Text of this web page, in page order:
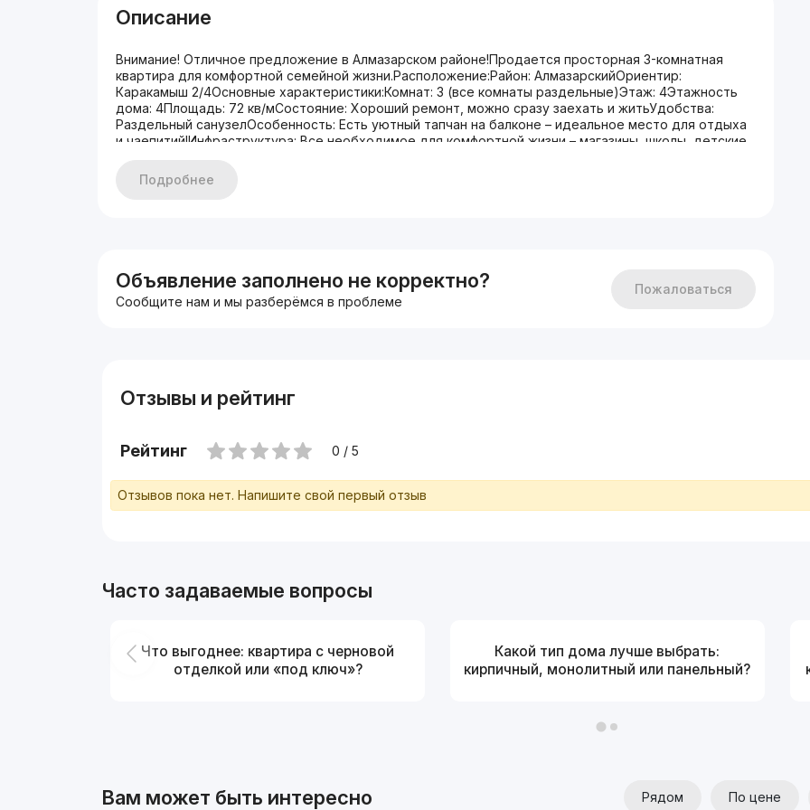
Описание
Внимание! Отличное предложение в Алмазарском районе!Продается просторная 3-комнатная
квартира для комфортной семейной жизни.Расположение:Район: АлмазарскийОриентир:
Каракамыш 2/4Основные характеристики:Комнат: 3 (все комнаты раздельные)Этаж: 4Этажность
дома: 4Площадь: 72 кв/мСостояние: Хороший ремонт, можно сразу заехать и житьУдобства:
Раздельный санузелОсобенность: Есть уютный тапчан на балконе – идеальное место для отдыха
и чаепитий!Инфраструктура: Все необходимое для комфортной жизни – магазины, школы, детские
возможность приобрести готовую квартиру в хорошем районе!Для дополнительной информации
и организации просмотра:Контактное лицо: АлександрТелефон: +998909120578#Алмазарскийрайон
Подробнее
Объявление заполнено не корректно?
Сообщите нам и мы разберёмся в проблеме
Пожаловаться
Отзывы и рейтинг
Рейтинг 0 / 5
Отзывов пока нет. Напишите свой первый отзыв
Часто задаваемые вопросы
Что выгоднее: квартира с черновой
отделкой или «под ключ»?
Какой тип дома лучше выбрать:
кирпичный, монолитный или панельный?
Вам может быть интересно Рядом По цене